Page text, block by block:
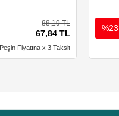
88,19 TL
67,84 TL
Peşin Fiyatına x 3 Taksit
%23